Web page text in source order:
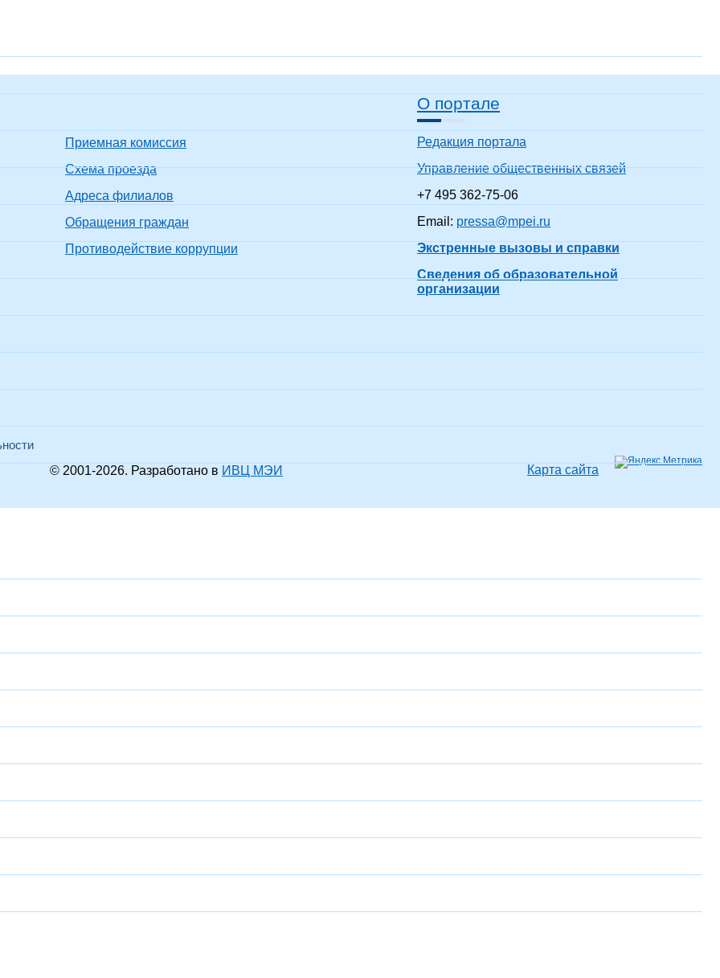
Приемная комиссия
Схема проезда
Адреса филиалов
Обращения граждан
Противодействие коррупции
О портале
Редакция портала
Управление общественных связей
+7 495 362-75-06
Email: pressa@mpei.ru
Экстренные вызовы и справки
Сведения об образовательной
организации
© 2001-2026. Разработано в ИВЦ МЭИ Карта сайта